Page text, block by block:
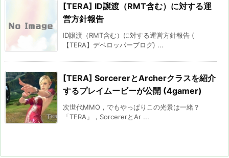
[TERA] ID譲渡（RMT含む）に対する運
営方針報告
ID譲渡（RMT含む）に対する運営方針報告 (
【TERA】デベロッパーブログ) ...
[TERA] SorcererとArcherクラスを紹介
するプレイムービーが公開 (4gamer)
次世代MMO，でもやっぱりこの光景は一緒？
「TERA」，SorcererとAr ...